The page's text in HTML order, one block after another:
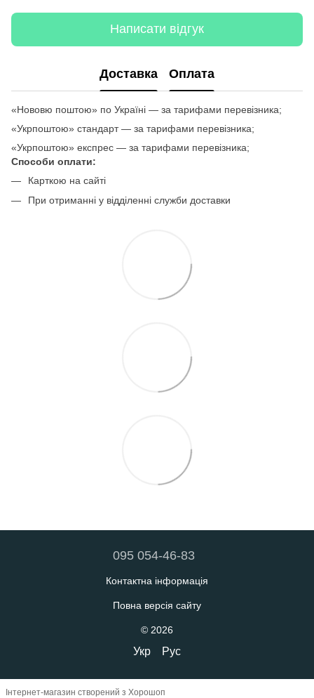
Написати відгук
Доставка Оплата
«Нововю поштою» по Україні — за тарифами перевізника;
«Укрпоштою» стандарт — за тарифами перевізника;
«Укрпоштою» експрес — за тарифами перевізника;
Способи оплати:
Карткою на сайті
При отриманні у відділенні служби доставки
095 054-46-83
Контактна інформація
Повна версія сайту
© 2026
Укр Рус
Інтернет-магазин створений з Хорошоп